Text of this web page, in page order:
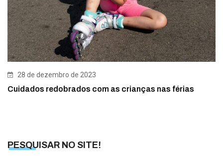
28 de dezembro de 2023
Cuidados redobrados com as crianças nas férias
PESQUISAR NO SITE!